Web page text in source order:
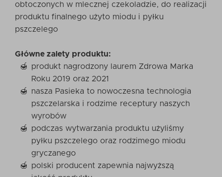
obtoczonych w mlecznej czekoladzie, do realizacji
produktu finalnego użyto miodu i pyłku
pszczelego
Główne zalety produktu:
produkt nagrodzony laurem Zdrowa Marka
Roku 2019 oraz 2021
nasza Pasieka to nowoczesna technologia
pszczelarska i rodzime receptury naszych
wyrobów
podczas wytwarzania produktu użyliśmy
pyłku pszczelego oraz rodzimego miodu
gryczanego
polski producent zapewnia najwyższą